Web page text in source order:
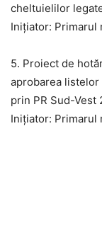
cheltuielilor
Inițiator: Primarul
5. Proiect de
aprobarea
prin PR Sud-Vest
Inițiator: Primarul